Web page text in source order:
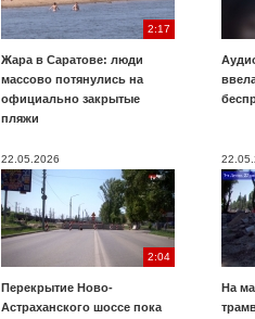
2:17
Жара в Саратове: люди
массово потянулись на
официально закрытые
пляжи
22.05.2026
2:04
Перекрытие Ново-
Астраханского шоссе пока
На